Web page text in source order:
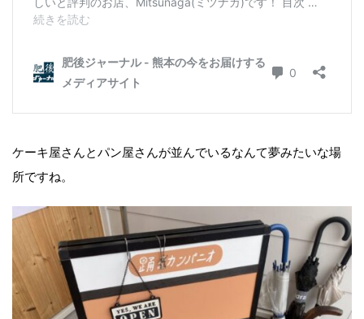
ケーキ屋さんとパン屋さんが並んでいるなんて夢みたいな場
所ですね。